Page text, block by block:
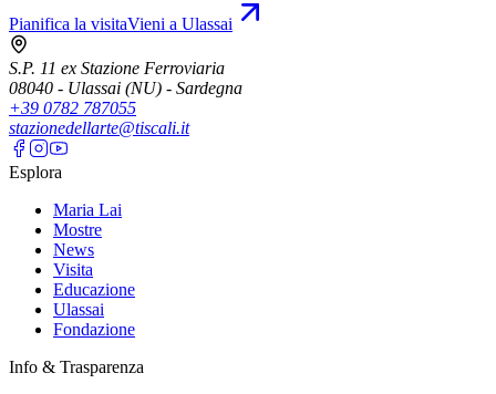
Pianifica la visitaVieni a Ulassai
S.P. 11 ex Stazione Ferroviaria
08040 - Ulassai (NU) - Sardegna
+39 0782 787055
stazionedellarte@tiscali.it
Esplora
Maria Lai
Mostre
News
Visita
Educazione
Ulassai
Fondazione
Info & Trasparenza